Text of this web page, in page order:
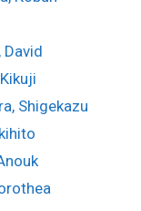
David
Shigekazu